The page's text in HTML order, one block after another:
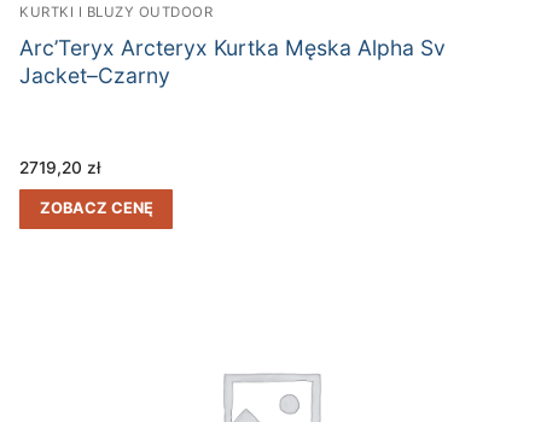
KURTKI I BLUZY OUTDOOR
Arc’Teryx Arcteryx Kurtka Męska Alpha Sv
Jacket–Czarny
2719,20 zł
ZOBACZ CENĘ